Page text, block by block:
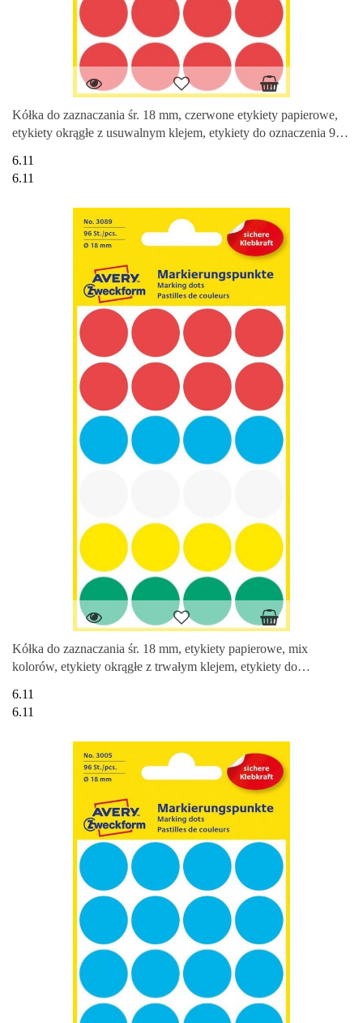
Kółka do zaznaczania śr. 18 mm, czerwone etykiety papierowe,
etykiety okrągłe z usuwalnym klejem, etykiety do oznaczenia 96
6.11
6.11
Kółka do zaznaczania śr. 18 mm, etykiety papierowe, mix
kolorów, etykiety okrągłe z trwałym klejem, etykiety do
6.11
6.11